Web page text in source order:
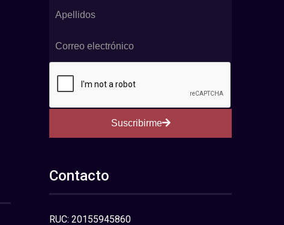
Suscribirme
Contacto
RUC: 20155945860